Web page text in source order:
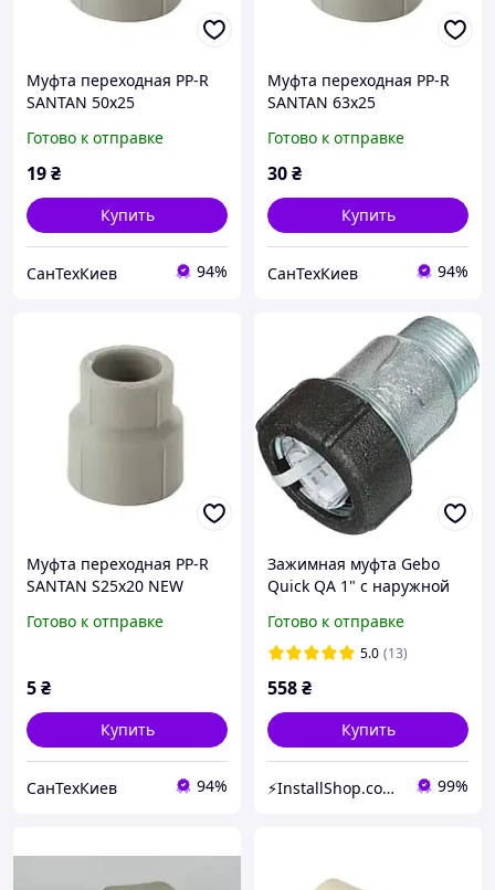
Муфта пepexoднaя PP-R
SANTAN 50х25
Готово к отправке
19₴
Купить
СанТехКиев 94%
Муфта пepexoднaя PP-R
SANTAN 63х25
Готово к отправке
30₴
Купить
СанТехКиев 94%
Муфта пepexoднaя PP-R
SANTAN S25х20 NEW
Готово к отправке
5₴
Купить
СанТехКиев 94%
Зажимная муфта Gebo
Quick QA 1" с наружной
мм (17.195.00.03)
Готово к отправке
5.0 (13)
558₴
Купить
⚡InstallShop.com.ua⚡ 99%